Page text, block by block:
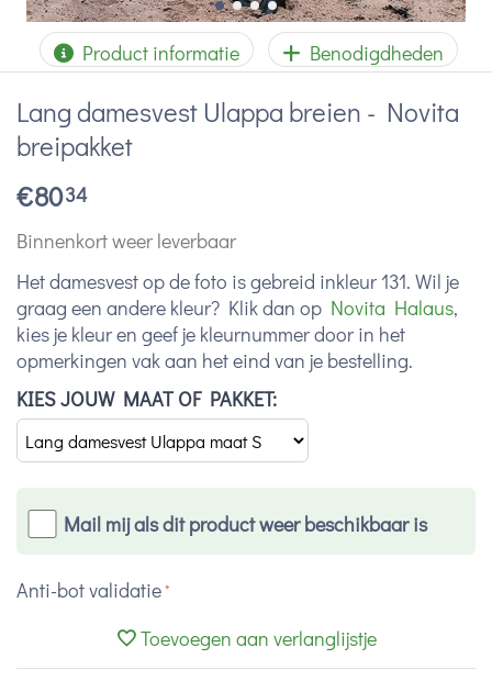
Product informatie Benodigdheden
Lang damesvest Ulappa breien - Novita
breipakket
€8034
Binnenkort weer leverbaar
Het damesvest op de foto is gebreid inkleur 131. Wil je
graag een andere kleur? Klik dan op Novita Halaus,
kies je kleur en geef je kleurnummer door in het
opmerkingen vak aan het eind van je bestelling.
KIES JOUW MAAT OF PAKKET:
Mail mij als dit product weer beschikbaar is
Anti-bot validatie
Toevoegen aan verlanglijstje